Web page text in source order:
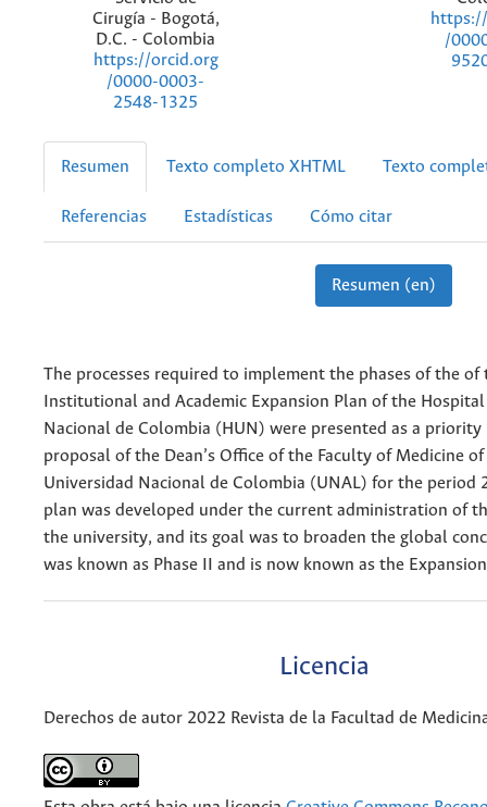
Cirugía - Bogotá,
D.C. - Colombia
https://orcid.org
/0000-0003-
2548-1325
/
Resumen Texto completo XHTML Texto
Referencias Estadísticas Cómo citar
Resumen (en)
The processes required to implement the phases of the of
Institutional and Academic Expansion Plan of the
Nacional de Colombia (HUN) were presented as a
proposal of the Dean’s Office of the Faculty of Medicine
Universidad Nacional de Colombia (UNAL) for the period
plan was developed under the current administration of
the university, and its goal was to broaden the global
was known as Phase II and is now known as the
Licencia
Derechos de autor 2022 Revista de la Facultad de